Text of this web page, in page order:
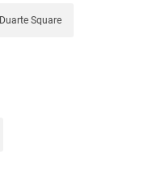
Duarte Square